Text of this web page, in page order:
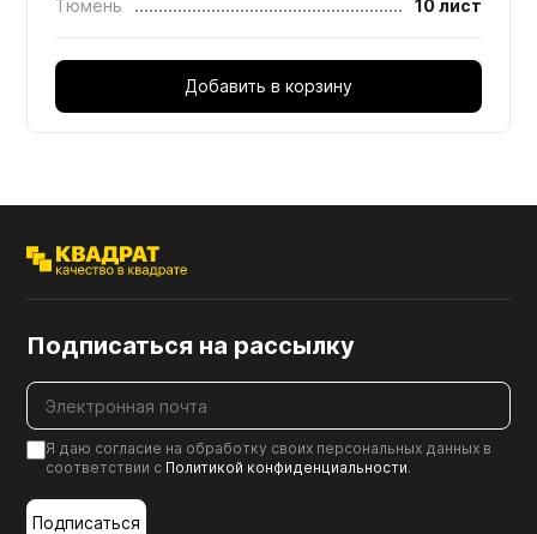
Тюмень
10 лист
Добавить в корзину
Подписаться на рассылку
Я даю согласие на обработку своих персональных данных в
соответствии с Политикой конфиденциальности.
Подписаться